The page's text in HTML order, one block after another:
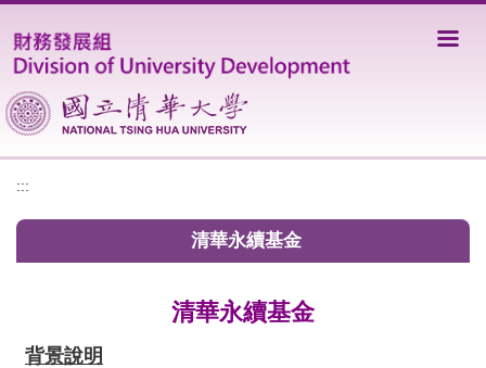
到
主
內
容
:::
清華永續基金
清華永續基金
背景說明